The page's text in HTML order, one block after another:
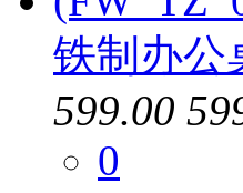
铁制办公
599.00
0